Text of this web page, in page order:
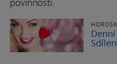
povinností.